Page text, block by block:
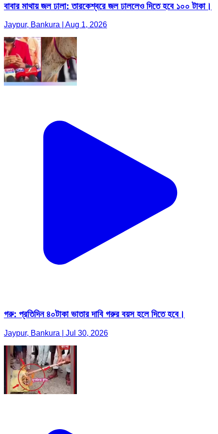
বাবার মাথায় জল ঢালা: তারকেশ্বরে জল ঢাললেও দিতে হবে ১০০ টাকা।
Jaypur, Bankura | Aug 1, 2026
গরু: প্রতিদিন ৪০টাকা ভাতার দাবি গরুর বয়স হলে দিতে হবে।
Jaypur, Bankura | Jul 30, 2026